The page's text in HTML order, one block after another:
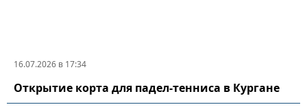
16.07.2026 в 17:34
Открытие корта для падел-тенниса в Кургане